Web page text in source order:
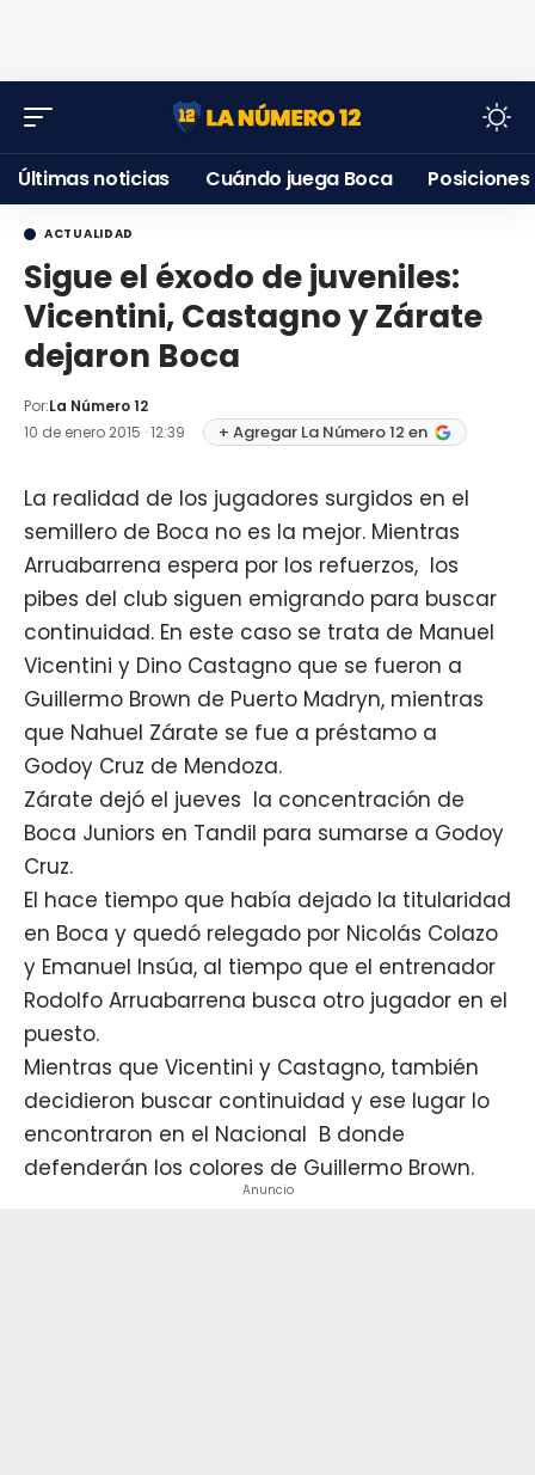
Últimas noticias Cuándo juega Boca Posiciones
ACTUALIDAD
Sigue el éxodo de juveniles:
Vicentini, Castagno y Zárate
dejaron Boca
Por:La Número 12
10 de enero 2015 · 12:39
+ Agregar La Número 12 en
La realidad de los jugadores surgidos en el
semillero de Boca no es la mejor. Mientras
Arruabarrena espera por los refuerzos, los
pibes del club siguen emigrando para buscar
continuidad. En este caso se trata de Manuel
Vicentini y Dino Castagno que se fueron a
Guillermo Brown de Puerto Madryn, mientras
que Nahuel Zárate se fue a préstamo a
Godoy Cruz de Mendoza.
Zárate dejó el jueves la concentración de
Boca Juniors en Tandil para sumarse a Godoy
Cruz.
El hace tiempo que había dejado la titularidad
en Boca y quedó relegado por Nicolás Colazo
y Emanuel Insúa, al tiempo que el entrenador
Rodolfo Arruabarrena busca otro jugador en el
puesto.
Mientras que Vicentini y Castagno, también
decidieron buscar continuidad y ese lugar lo
encontraron en el Nacional B donde
defenderán los colores de Guillermo Brown.
Anuncio